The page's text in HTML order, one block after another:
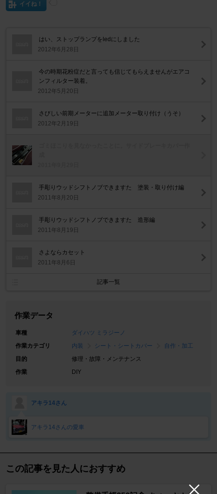
イイね！
はい、ストップランプをledにしました
2012年6月28日
今の時期花粉症だと言っても信じてもらえませんがエアコ
ンフィルター装着。
2012年5月20日
さびしい前期メーターに追加メーター取り付け（うそ）
2012年2月19日
手彫りウッドシフトノブできますた 塗装・取り付け編
2011年8月20日
手彫りウッドシフトノブできますた 造形編
2011年8月19日
さよならカセット
2011年8月6日
記事一覧
作業データ
車種
ダイハツ ミラジーノ
作業カテゴリ
内装 シート・シートカバー
自作・加工
目的
修理・故障・メンテナンス
作業
DIY
アキラ14さん
アキラ14さんの愛車
この記事を見た人におすすめ